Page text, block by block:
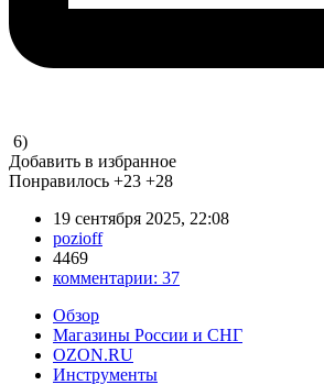
6)
Добавить в избранное
Понравилось +23 +28
19 сентября 2025, 22:08
pozioff
4469
комментарии: 37
Обзор
Магазины России и СНГ
OZON.RU
Инструменты